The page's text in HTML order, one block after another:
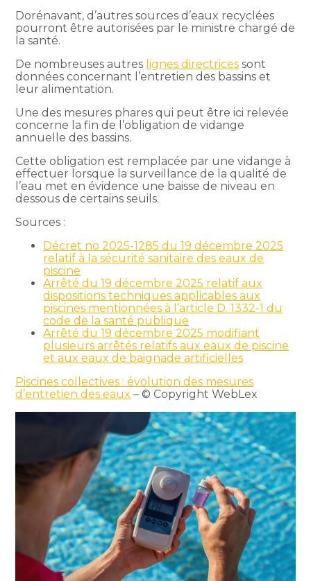
Dorénavant, d’autres sources d’eaux recyclées
pourront être autorisées par le ministre chargé de
la santé.
De nombreuses autres lignes directrices sont
données concernant l’entretien des bassins et
leur alimentation.
Une des mesures phares qui peut être ici relevée
concerne la fin de l’obligation de vidange
annuelle des bassins.
Cette obligation est remplacée par une vidange à
effectuer lorsque la surveillance de la qualité de
l’eau met en évidence une baisse de niveau en
dessous de certains seuils.
Sources :
Décret no 2025-1285 du 19 décembre 2025
relatif à la sécurité sanitaire des eaux de
piscine
Arrêté du 19 décembre 2025 relatif aux
dispositions techniques applicables aux
piscines mentionnées à l’article D. 1332-1 du
code de la santé publique
Arrêté du 19 décembre 2025 modifiant
plusieurs arrêtés relatifs aux eaux de piscine
et aux eaux de baignade artificielles
Piscines collectives : évolution des mesures
d’entretien des eaux – © Copyright WebLex